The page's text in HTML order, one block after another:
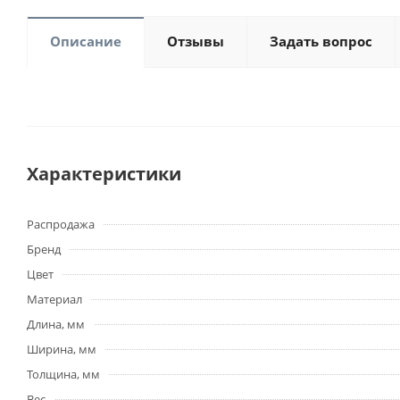
Описание Отзывы Задать вопрос
Характеристики
Распродажа
Бренд
Цвет
Материал
Длина, мм
Ширина, мм
Толщина, мм